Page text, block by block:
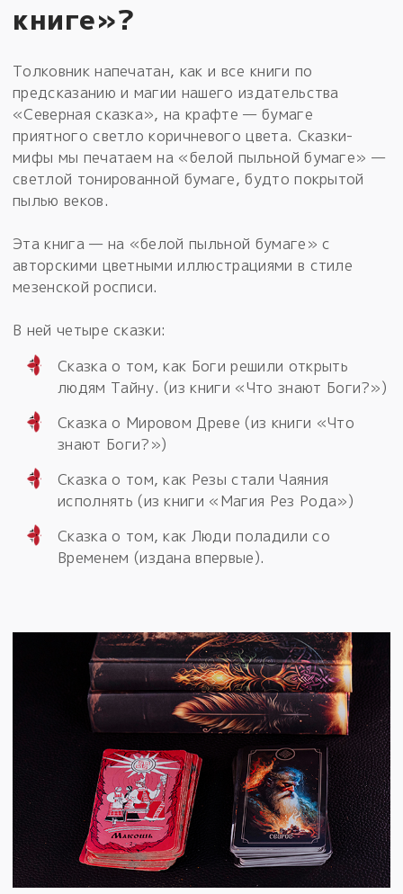
книге»?
Толковник напечатан, как и все книги по
предсказанию и магии нашего издательства
«Северная сказка», на крафте — бумаге
приятного светло коричневого цвета. Сказки-
мифы мы печатаем на «белой пыльной бумаге» —
светлой тонированной бумаге, будто покрытой
пылью веков.
Эта книга — на «белой пыльной бумаге» с
авторскими цветными иллюстрациями в стиле
мезенской росписи.
В ней четыре сказки:
Сказка о том, как Боги решили открыть
людям Тайну. (из книги «Что знают Боги?»)
Сказка о Мировом Древе (из книги «Что
знают Боги?»)
Сказка о том, как Резы стали Чаяния
исполнять (из книги «Магия Рез Рода»)
Сказка о том, как Люди поладили со
Временем (издана впервые).